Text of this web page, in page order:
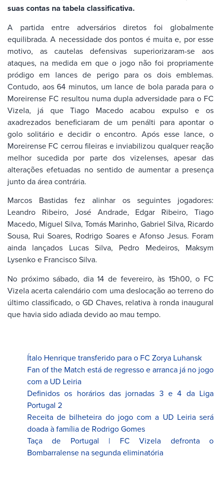
suas contas na tabela classificativa.
A partida entre adversários diretos foi globalmente
equilibrada. A necessidade dos pontos é muita e, por esse
motivo, as cautelas defensivas superiorizaram-se aos
ataques, na medida em que o jogo não foi propriamente
pródigo em lances de perigo para os dois emblemas.
Contudo, aos 64 minutos, um lance de bola parada para o
Moreirense FC resultou numa dupla adversidade para o FC
Vizela, já que Tiago Macedo acabou expulso e os
axadrezados beneficiaram de um penálti para apontar o
golo solitário e decidir o encontro. Após esse lance, o
Moreirense FC cerrou fileiras e inviabilizou qualquer reação
melhor sucedida por parte dos vizelenses, apesar das
alterações efetuadas no sentido de aumentar a presença
junto da área contrária.
Marcos Bastidas fez alinhar os seguintes jogadores:
Leandro Ribeiro, José Andrade, Edgar Ribeiro, Tiago
Macedo, Miguel Silva, Tomás Marinho, Gabriel Silva, Ricardo
Sousa, Rui Soares, Rodrigo Soares e Afonso Jesus. Foram
ainda lançados Lucas Silva, Pedro Medeiros, Maksym
Lysenko e Francisco Silva.
No próximo sábado, dia 14 de fevereiro, às 15h00, o FC
Vizela acerta calendário com uma deslocação ao terreno do
último classificado, o GD Chaves, relativa à ronda inaugural
que havia sido adiada devido ao mau tempo.
Ítalo Henrique transferido para o FC Zorya Luhansk
Fan of the Match está de regresso e arranca já no jogo
com a UD Leiria
Definidos os horários das jornadas 3 e 4 da Liga
Portugal 2
Receita de bilheteira do jogo com a UD Leiria será
doada à família de Rodrigo Gomes
Taça de Portugal | FC Vizela defronta o
Bombarralense na segunda eliminatória